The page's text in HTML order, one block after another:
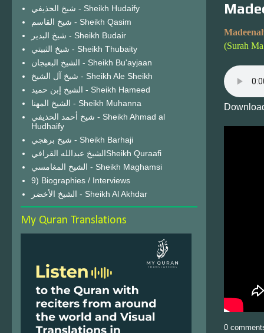
(Surah
0
شيخ الحذيفي - Sheikh Hudaify
شيخ القاسم - Sheikh Qasim
شيخ البدير - Sheikh Budair
شيخ الثبيتي - Sheikh Thubaity
الشيخ البعيجان - Sheikh Bu'ayjaan
شيخ آل الشيخ - Sheikh Ale Sheikh
الشيخ إبن حميد - Sheikh Hameed
الشيخ المهنا - Sheikh Muhanna
شيخ أحمد الحذيفي - Sheikh Ahmad al
Hudhaify
شيخ برهجي - Sheikh Barhaji
الشيخ عبدالله القرافيSheikh Quraafi
الشيخ المغامسي - Sheikh Maghamsi
9) Biographies / Interviews
الشيخ الأخضر - Sheikh Al Akhdar
My Quran Translations